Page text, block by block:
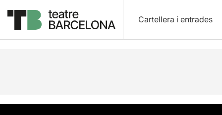
Cartellera i entrades
Descripció Fitxa artística